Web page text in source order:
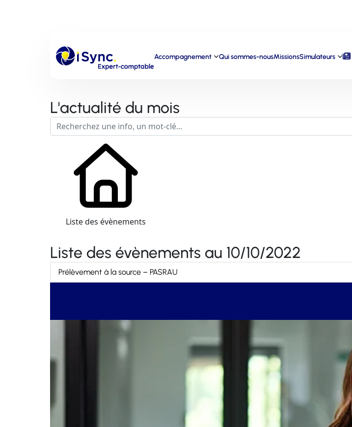
Accompagnement Qui sommes-nousMissionsSimulateurs
L'actualité du mois
Liste des évènements
Liste des évènements au 10/10/2022
Prélèvement à la source – PASRAU